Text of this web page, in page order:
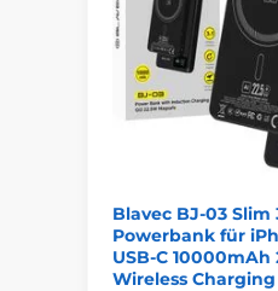
Blavec BJ-03 Slim
Powerbank für
USB-C 10000mAh
Wireless